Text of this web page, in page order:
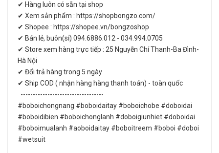
✔ Hàng luôn có sẵn tại shop
✔ Xem sản phẩm : https://shopbongzo.com/
✔ Shopee : https://shopee.vn/bongzoshop
✔ Bán lẻ, buôn(sỉ) 094.6886.012 - 034.994.0705
✔ Store xem hàng trực tiếp : 25 Nguyễn Chí Thanh-Ba Đình-
Hà Nội
✔ Đổi trả hàng trong 5 ngày
✔ Ship COD ( nhận hàng hàng thanh toán) - toàn quốc
----------------------------------
#boboichongnang #boboidaitay #boboichobe #doboidai
#boboidibien #boboichonglanh #doboigiunhiet #doboidai
#boboimualanh #aoboidaitay #boboitreem #boboi #doboi
#wetsuit